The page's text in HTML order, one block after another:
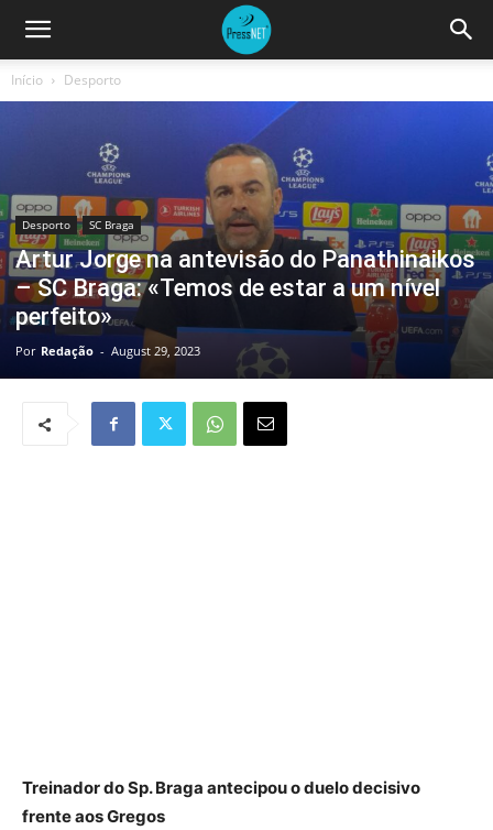
Início Desporto
Desporto SC Braga
Artur Jorge na antevisão do Panathinaikos
– SC Braga: «Temos de estar a um nível
perfeito»
Por Redação - August 29, 2023
Treinador do Sp. Braga antecipou o duelo decisivo
frente aos Gregos